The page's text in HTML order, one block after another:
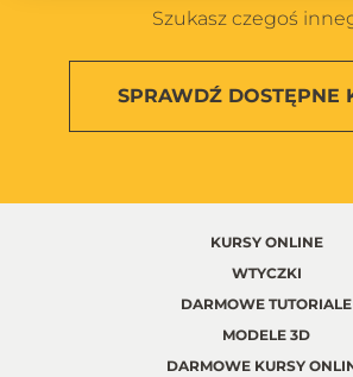
Szukasz czegoś
SPRAWDŹ DOSTĘPNE
KURSY ONLINE
WTYCZKI
DARMOWE TUTORIALE
MODELE 3D
DARMOWE KURSY